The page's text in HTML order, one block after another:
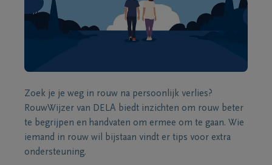
Zoek je je weg in rouw na persoonlijk verlies?
RouwWijzer van DELA biedt inzichten om rouw beter
te begrijpen en handvaten om ermee om te gaan. Wie
iemand in rouw wil bijstaan vindt er tips voor extra
ondersteuning.